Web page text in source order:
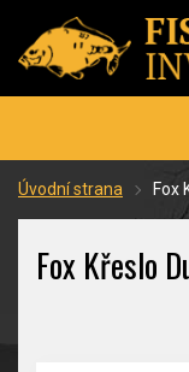
Úvodní strana Fox
Fox Křeslo